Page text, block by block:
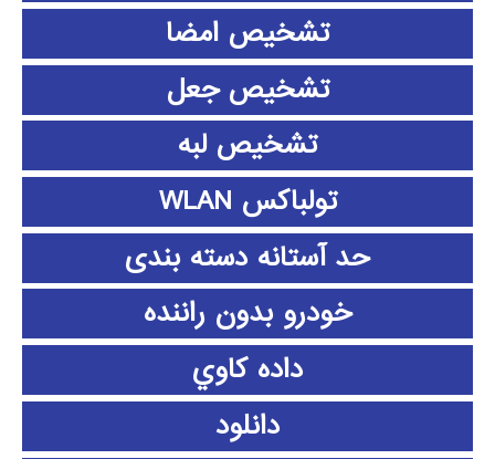
تشخیص امضا
تشخیص جعل
تشخیص لبه
تولباکس WLAN
حد آستانه دسته بندی
خودرو بدون راننده
داده كاوي
دانلود